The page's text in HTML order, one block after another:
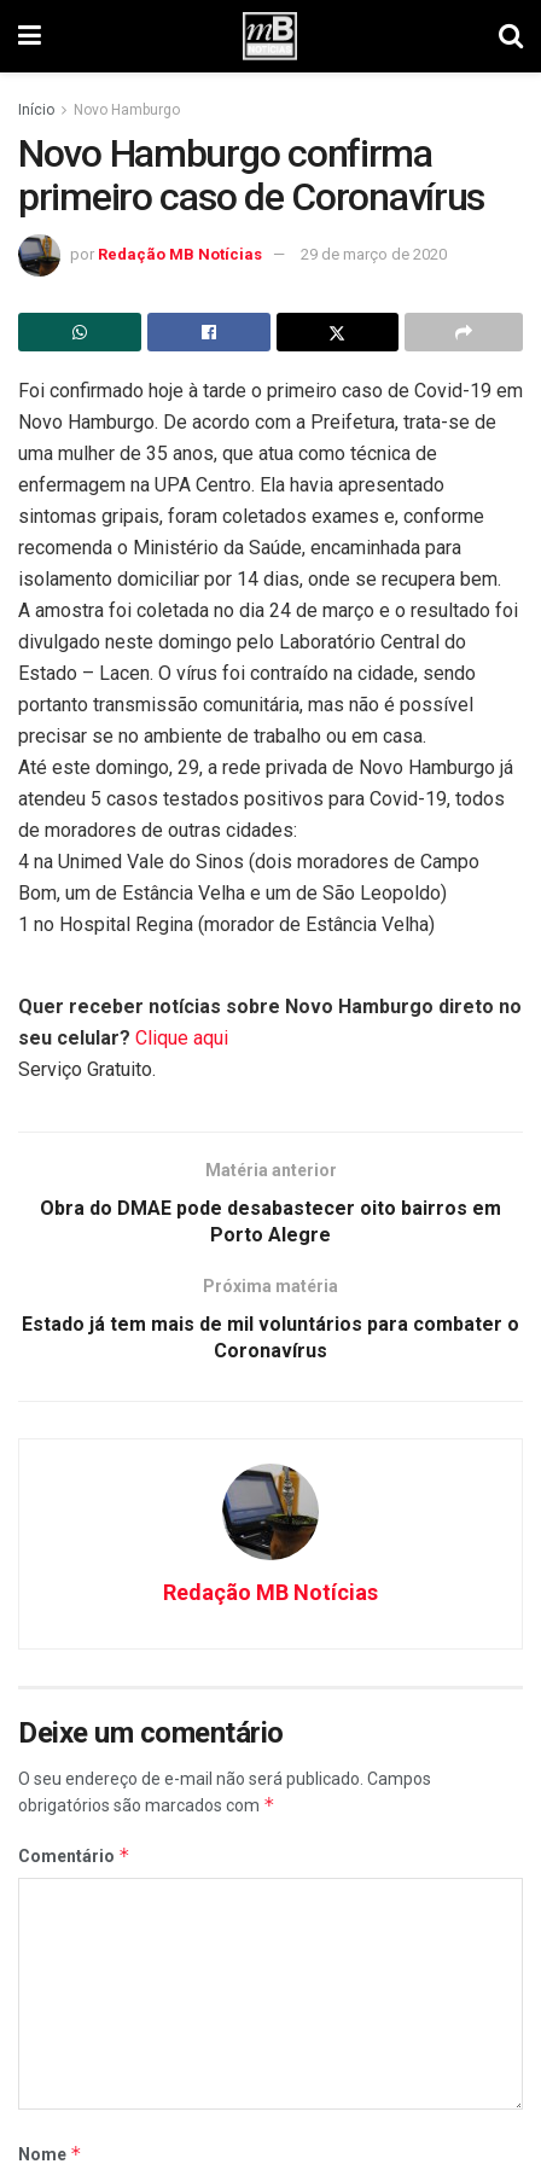
Início Novo Hamburgo
Novo Hamburgo confirma
primeiro caso de Coronavírus
por Redação MB Notícias 29 de março de 2020
Foi confirmado hoje à tarde o primeiro caso de Covid-19 em
Novo Hamburgo. De acordo com a Preifetura, trata-se de
uma mulher de 35 anos, que atua como técnica de
enfermagem na UPA Centro. Ela havia apresentado
sintomas gripais, foram coletados exames e, conforme
recomenda o Ministério da Saúde, encaminhada para
isolamento domiciliar por 14 dias, onde se recupera bem.
A amostra foi coletada no dia 24 de março e o resultado foi
divulgado neste domingo pelo Laboratório Central do
Estado – Lacen. O vírus foi contraído na cidade, sendo
portanto transmissão comunitária, mas não é possível
precisar se no ambiente de trabalho ou em casa.
Até este domingo, 29, a rede privada de Novo Hamburgo já
atendeu 5 casos testados positivos para Covid-19, todos
de moradores de outras cidades:
4 na Unimed Vale do Sinos (dois moradores de Campo
Bom, um de Estância Velha e um de São Leopoldo)
1 no Hospital Regina (morador de Estância Velha)
Quer receber notícias sobre Novo Hamburgo direto no
seu celular? Clique aqui
Serviço Gratuito.
Matéria anterior
Obra do DMAE pode desabastecer oito bairros em
Porto Alegre
Próxima matéria
Estado já tem mais de mil voluntários para combater o
Coronavírus
Redação MB Notícias
Deixe um comentário
O seu endereço de e-mail não será publicado. Campos
obrigatórios são marcados com *
Comentário *
Nome *